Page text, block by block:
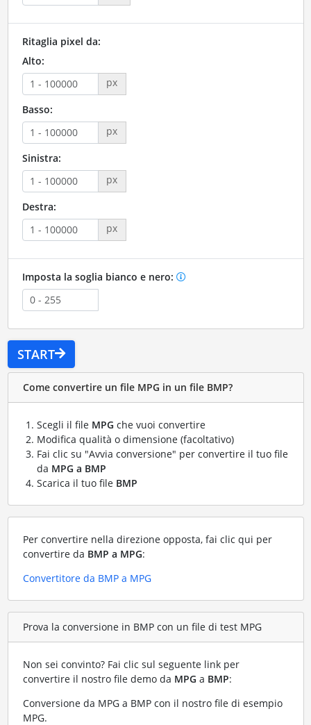
Ritaglia pixel da:
Alto:
px
Basso:
px
Sinistra:
px
Destra:
px
Imposta la soglia bianco e nero:
START
Come convertire un file MPG in un file BMP?
Scegli il file MPG che vuoi convertire
Modifica qualità o dimensione (facoltativo)
Fai clic su "Avvia conversione" per convertire il tuo file
da MPG a BMP
Scarica il tuo file BMP
Per convertire nella direzione opposta, fai clic qui per
convertire da BMP a MPG:
Convertitore da BMP a MPG
Prova la conversione in BMP con un file di test MPG
Non sei convinto? Fai clic sul seguente link per
convertire il nostro file demo da MPG a BMP:
Conversione da MPG a BMP con il nostro file di esempio
MPG.